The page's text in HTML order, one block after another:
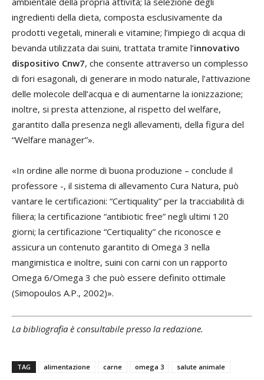
ingredienti della dieta, composta esclusivamente da
prodotti vegetali, minerali e vitamine; l’impiego di acqua di
bevanda utilizzata dai suini, trattata tramite l’innovativo
dispositivo Cnw7, che consente attraverso un complesso
di fori esagonali, di generare in modo naturale, l’attivazione
delle molecole dell’acqua e di aumentarne la ionizzazione;
inoltre, si presta attenzione, al rispetto del welfare,
garantito dalla presenza negli allevamenti, della figura del
“Welfare manager”».
«In ordine alle norme di buona produzione – conclude il
professore -, il sistema di allevamento Cura Natura, può
vantare le certificazioni: “Certiquality” per la tracciabilità di
filiera; la certificazione “antibiotic free” negli ultimi 120
giorni; la certificazione “Certiquality” che riconosce e
assicura un contenuto garantito di Omega 3 nella
mangimistica e inoltre, suini con carni con un rapporto
Omega 6/Omega 3 che può essere definito ottimale
(Simopoulos A.P., 2002)».
La bibliografia è consultabile presso la redazione.
TAG alimentazione carne omega 3 salute animale